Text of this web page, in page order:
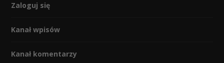
Zaloguj się
Kanał wpisów
Kanał komentarzy